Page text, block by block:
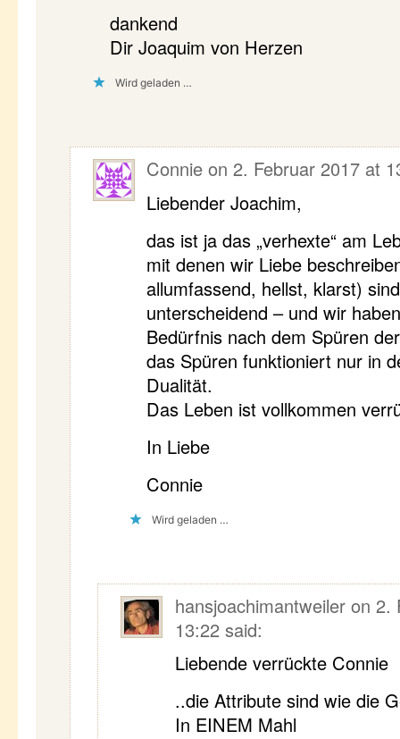
dankend
Dir Joaquim von Herzen
Wird geladen …
Connie on2. Februar 2017 at
Liebender Joachim,
das ist ja das „verhexte“ am
mit denen wir Liebe
allumfassend, hellst, klarst)
unterscheidend – und wir
Bedürfnis nach dem Spüren
das Spüren funktioniert nur in
Dualität.
Das Leben ist vollkommen
In Liebe
Connie
Wird geladen …
hansjoachimantweileron 2.
13:22 said:
Liebende verrückte Connie
..die Attribute sind wie die
In EINEM Mahl